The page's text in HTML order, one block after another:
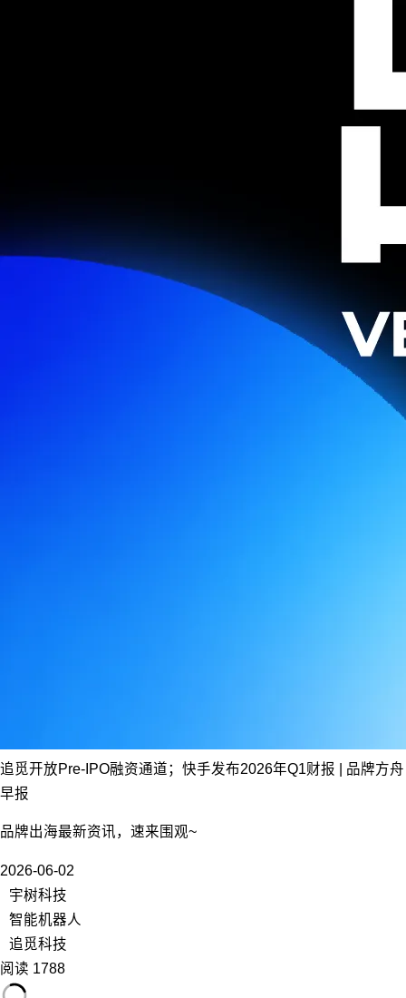
追觅开放Pre-IPO融资通道；快手发布2026年Q1财报 | 品牌方舟
早报
品牌出海最新资讯，速来围观~
2026-06-02
宇树科技
智能机器人
追觅科技
阅读 1788